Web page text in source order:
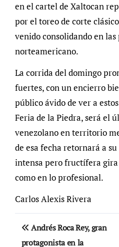
en el cartel de Xaltocan
por el toreo de corte
venido consolidando en las
norteamericano.
La corrida del domingo
fuertes, con un encierro
público ávido de ver a
Feria de la Piedra, será el
venezolano en territorio
de esa fecha retornará a
intensa pero fructífera
como en lo profesional.
Carlos Alexis Rivera
Navegación
Andrés Roca Rey, gran
protagonista en la